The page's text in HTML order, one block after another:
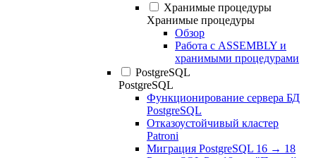
Хранимые процедуры
Хранимые процедуры
Обзор
Работа с ASSEMBLY и
хранимыми процедурами
PostgreSQL
PostgreSQL
Функционирование сервера БД
PostgreSQL
Отказоустойчивый кластер
Patroni
Миграция PostgreSQL 16 → 18